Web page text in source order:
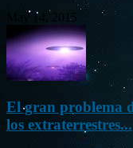
May 14, 2015
El gran problema
los extraterrestres...